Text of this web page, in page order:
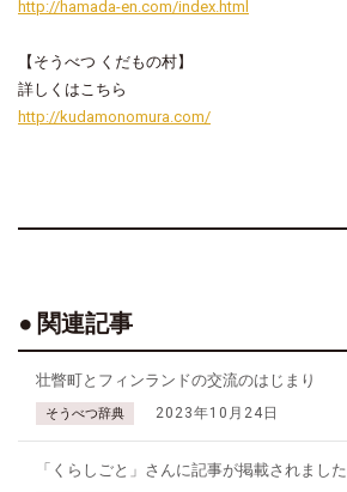
http://hamada-en.com/index.html
【そうべつ くだもの村】
詳しくはこちら
http://kudamonomura.com/
関連記事
壮瞥町とフィンランドの交流のはじまり
そうべつ辞典 2023年10月24日
「くらしごと」さんに記事が掲載されました